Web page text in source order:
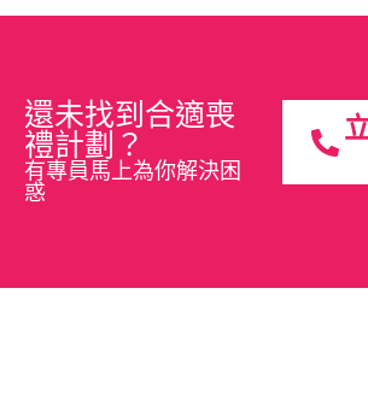
還未找到合適喪
禮計劃？
有專員馬上為你解決困
惑